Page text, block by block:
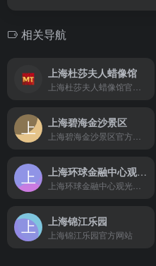
相关导航
上海杜莎夫人蜡像馆
上海碧海金沙景区
上海环球金融中心观光厅
上海锦江乐园
上海锦江乐园官方网站